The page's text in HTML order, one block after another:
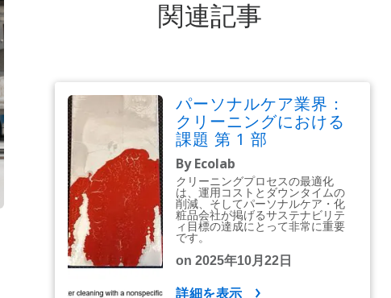
関連記事
パーソナルケア業界：
クリーニングにおける
課題 第 1 部
By Ecolab
クリーニングプロセスの最適化
は、運用コストとダウンタイムの
削減、そしてパーソナルケア・化
粧品会社が掲げるサステナビリテ
ィ目標の達成にとって非常に重要
です。
on 2025年10月22日
詳細を表示